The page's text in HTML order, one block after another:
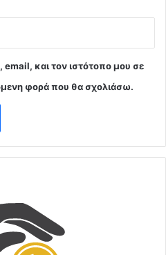
και τον ιστότοπο μου σε
φορά που θα σχολιάσω.